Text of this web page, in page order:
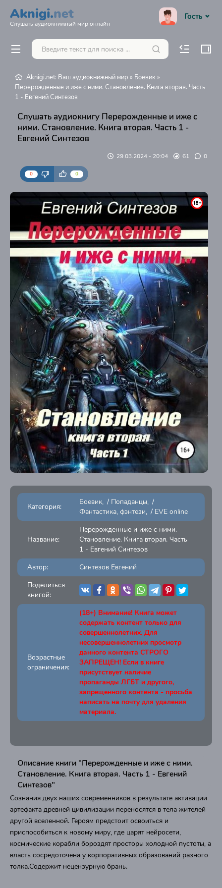
Aknigi.net
Слушать аудиокнижный мир онлайн
Гость
Aknigi.net: Ваш аудиокнижный мир » Боевик »
Перерожденные и иже с ними. Становление. Книга вторая. Часть
1 - Евгений Синтезов
Слушать аудиокнигу Перерожденные и иже с
ними. Становление. Книга вторая. Часть 1 -
Евгений Синтезов
29.03.2024 - 20:04 61 0
0 0
Категория:
Боевик / Попаданцы /
Фантастика, фэнтези / EVE online
Название:
Перерожденные и иже с ними.
Становление. Книга вторая. Часть
1 - Евгений Синтезов
Автор:
Синтезов Евгений
Поделиться
книгой:
Возрастные
ограничения:
(18+) Внимание! Книга может
содержать контент только для
совершеннолетних. Для
несовершеннолетних просмотр
данного контента СТРОГО
ЗАПРЕЩЕН! Если в книге
присутствует наличие
пропаганды ЛГБТ и другого,
запрещенного контента - просьба
написать на почту для удаления
материала.
Описание книги "Перерожденные и иже с ними.
Становление. Книга вторая. Часть 1 - Евгений
Синтезов"
Сознания двух наших современников в результате активации
артефакта древней цивилизации переносятся в тела жителей
другой вселенной. Героям предстоит освоиться и
приспособиться к новому миру, где царят нейросети,
космические корабли бороздят просторы холодной пустоты, а
власть сосредоточена у корпоративных образований разного
толка.Содержит нецензурную брань.